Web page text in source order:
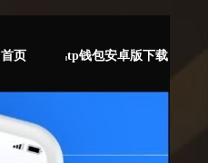
首页 tp钱包安卓版下载